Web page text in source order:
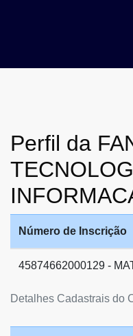
Perfil da
Detalhes Cadastrais do
Número de Inscrição
45874662000129 -